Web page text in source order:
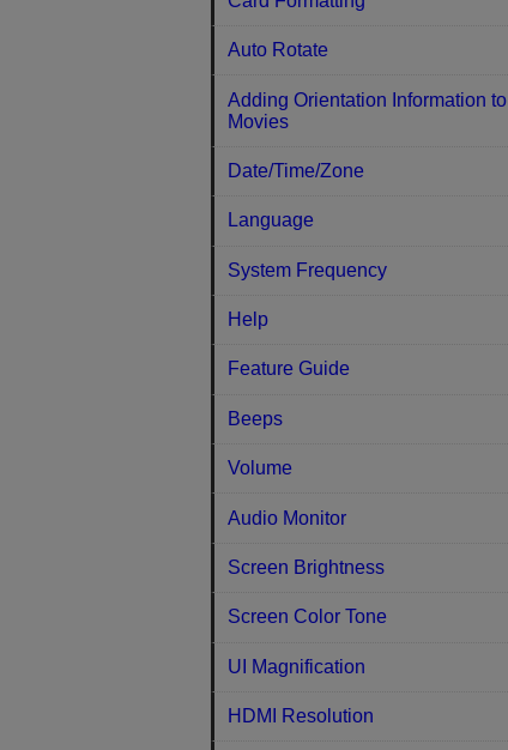
Auto Rotate
Adding Orientation Information to
Movies
Date/Time/Zone
Language
System Frequency
Help
Feature Guide
Beeps
Volume
Audio Monitor
Screen Brightness
Screen Color Tone
UI Magnification
HDMI Resolution